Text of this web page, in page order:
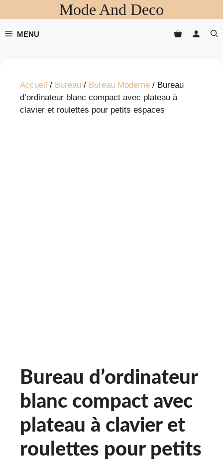
au
contenu
Mode And Deco
MENU
Accueil / Bureau / Bureau Moderne / Bureau
d’ordinateur blanc compact avec plateau à
clavier et roulettes pour petits espaces
Bureau d’ordinateur
blanc compact avec
plateau à clavier et
roulettes pour petits